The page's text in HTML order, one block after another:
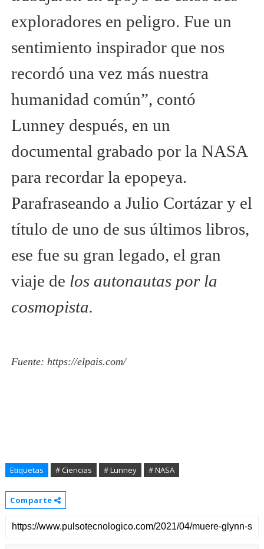
exploradores en peligro. Fue un
sentimiento inspirador que nos
recordó una vez más nuestra
humanidad común”, contó
Lunney después, en un
documental grabado por la NASA
para recordar la epopeya.
Parafraseando a Julio Cortázar y el
título de uno de sus últimos libros,
ese fue su gran legado, el gran
viaje de los autonautas por la
cosmopista.
Fuente: https://elpais.com/
Etiquetas # Ciencias # Lunney # NASA
Comparte